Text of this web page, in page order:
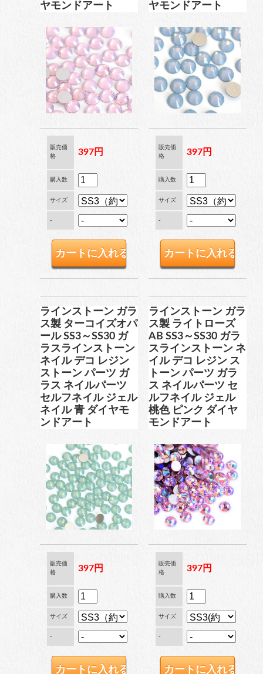
納期4週間前後
pearl パール
両穴パール
片穴パール
穴なしパール
コットン風アクリルパー
fave オタ活・推し活
缶バッジカバー
tools
工具
便利品
収納ケース
ヤモンドアート
販売価
格
397円
購入数
サイズ
-
ヤモンドアート
販売価
格
397円
購入数
サイズ
-
ラインストーン ガラ
ス製 ターコイズオパ
ール SS3～SS30 ガ
ラスラインストーン
ネイル デコ レジン
ストーン パーツ ガ
ラス ネイルパーツ
セルフネイル ジェル
ネイル 青 ダイヤモ
ンドアート
販売価
格
397円
購入数
サイズ
-
ラインストーン ガラ
ス製 ライトローズ
AB SS3～SS30 ガラ
スラインストーン ネ
イル デコ レジン ス
トーン パーツ ガラ
ス ネイルパーツ セ
ルフネイル ジェル
桃色 ピンク ダイヤ
モンドアート
販売価
格
397円
購入数
サイズ
-